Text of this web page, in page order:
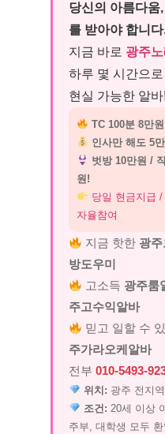
당신의 아름다움
를 받아야 합니
지금 바로 광주
하루 몇 시간으
현실 가능한 알바!
TC 100분 8만원
인사만 해도 5
벗방 10만원 /
원!
당일 현금지급
자율참여
지금 핫한 광
방도우미
고소득 광주룸
주고수익알바
믿고 일할 수
주가라오케알바
전부010-5493-
위치: 광주 전지역
조건: 20세 이상
주부, 대학생 모두 환